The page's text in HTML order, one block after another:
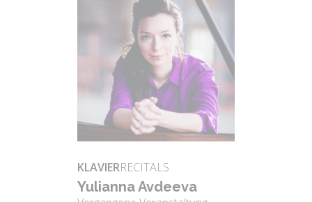
KLAVIERRECITALS
Yu­li­an­na Avde­eva